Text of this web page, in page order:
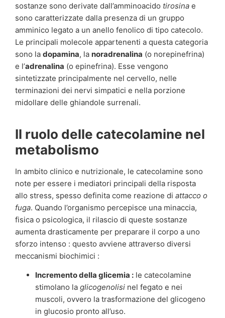
sostanze sono derivate dall’amminoacido tirosina e
sono caratterizzate dalla presenza di un gruppo
amminico legato a un anello fenolico di tipo catecolo.
Le principali molecole appartenenti a questa categoria
sono la dopamina, la noradrenalina (o norepinefrina)
e l’adrenalina (o epinefrina). Esse vengono
sintetizzate principalmente nel cervello, nelle
terminazioni dei nervi simpatici e nella porzione
midollare delle ghiandole surrenali.
Il ruolo delle catecolamine nel
metabolismo
In ambito clinico e nutrizionale, le catecolamine sono
note per essere i mediatori principali della risposta
allo stress, spesso definita come reazione di attacco o
fuga. Quando l’organismo percepisce una minaccia,
fisica o psicologica, il rilascio di queste sostanze
aumenta drasticamente per preparare il corpo a uno
sforzo intenso : questo avviene attraverso diversi
meccanismi biochimici :
Incremento della glicemia : le catecolamine
stimolano la glicogenolisi nel fegato e nei
muscoli, ovvero la trasformazione del glicogeno
in glucosio pronto all’uso.